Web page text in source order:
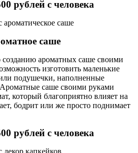
рублей с человека
саше
созданию ароматных саше своими
изготовить маленькие
подушечки, наполненные
саше своими руками
который благоприятно влияет на
бодрит или же просто поднимает
рублей с человека